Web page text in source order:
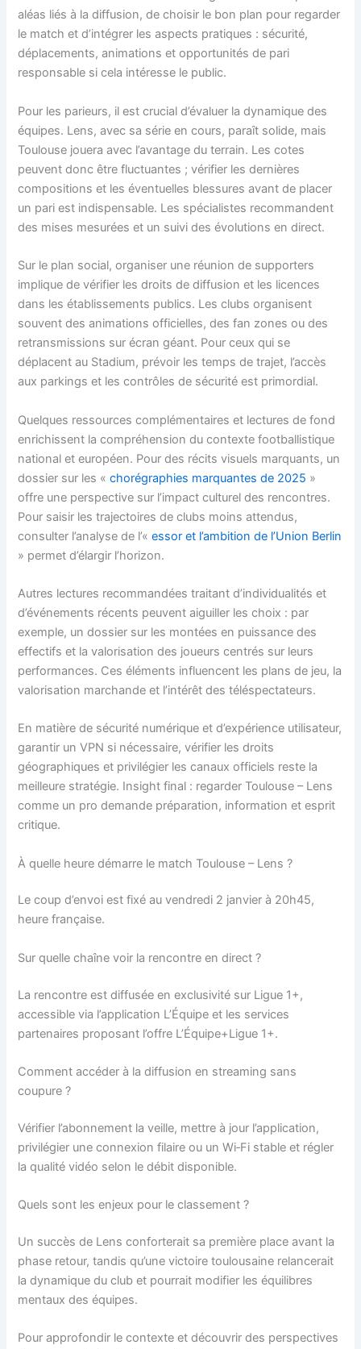
aléas liés à la diffusion, de choisir le bon plan pour regarder
le match et d’intégrer les aspects pratiques : sécurité,
déplacements, animations et opportunités de pari
responsable si cela intéresse le public.
Pour les parieurs, il est crucial d’évaluer la dynamique des
équipes. Lens, avec sa série en cours, paraît solide, mais
Toulouse jouera avec l’avantage du terrain. Les cotes
peuvent donc être fluctuantes ; vérifier les dernières
compositions et les éventuelles blessures avant de placer
un pari est indispensable. Les spécialistes recommandent
des mises mesurées et un suivi des évolutions en direct.
Sur le plan social, organiser une réunion de supporters
implique de vérifier les droits de diffusion et les licences
dans les établissements publics. Les clubs organisent
souvent des animations officielles, des fan zones ou des
retransmissions sur écran géant. Pour ceux qui se
déplacent au Stadium, prévoir les temps de trajet, l’accès
aux parkings et les contrôles de sécurité est primordial.
Quelques ressources complémentaires et lectures de fond
enrichissent la compréhension du contexte footballistique
national et européen. Pour des récits visuels marquants, un
dossier sur les «chorégraphies marquantes de 2025 »
offre une perspective sur l’impact culturel des rencontres.
Pour saisir les trajectoires de clubs moins attendus,
consulter l’analyse de l’«essor et l’ambition de l’Union Berlin
» permet d’élargir l’horizon.
Autres lectures recommandées traitant d’individualités et
d’événements récents peuvent aiguiller les choix : par
exemple, un dossier sur les montées en puissance des
effectifs et la valorisation des joueurs centrés sur leurs
performances. Ces éléments influencent les plans de jeu, la
valorisation marchande et l’intérêt des téléspectateurs.
En matière de sécurité numérique et d’expérience utilisateur,
garantir un VPN si nécessaire, vérifier les droits
géographiques et privilégier les canaux officiels reste la
meilleure stratégie. Insight final : regarder Toulouse – Lens
comme un pro demande préparation, information et esprit
critique.
À quelle heure démarre le match Toulouse – Lens ?
Le coup d’envoi est fixé au vendredi 2 janvier à 20h45,
heure française.
Sur quelle chaîne voir la rencontre en direct ?
La rencontre est diffusée en exclusivité sur Ligue 1+,
accessible via l’application L’Équipe et les services
partenaires proposant l’offre L’Équipe+Ligue 1+.
Comment accéder à la diffusion en streaming sans
coupure ?
Vérifier l’abonnement la veille, mettre à jour l’application,
privilégier une connexion filaire ou un Wi‑Fi stable et régler
la qualité vidéo selon le débit disponible.
Quels sont les enjeux pour le classement ?
Un succès de Lens conforterait sa première place avant la
phase retour, tandis qu’une victoire toulousaine relancerait
la dynamique du club et pourrait modifier les équilibres
mentaux des équipes.
Pour approfondir le contexte et découvrir des perspectives